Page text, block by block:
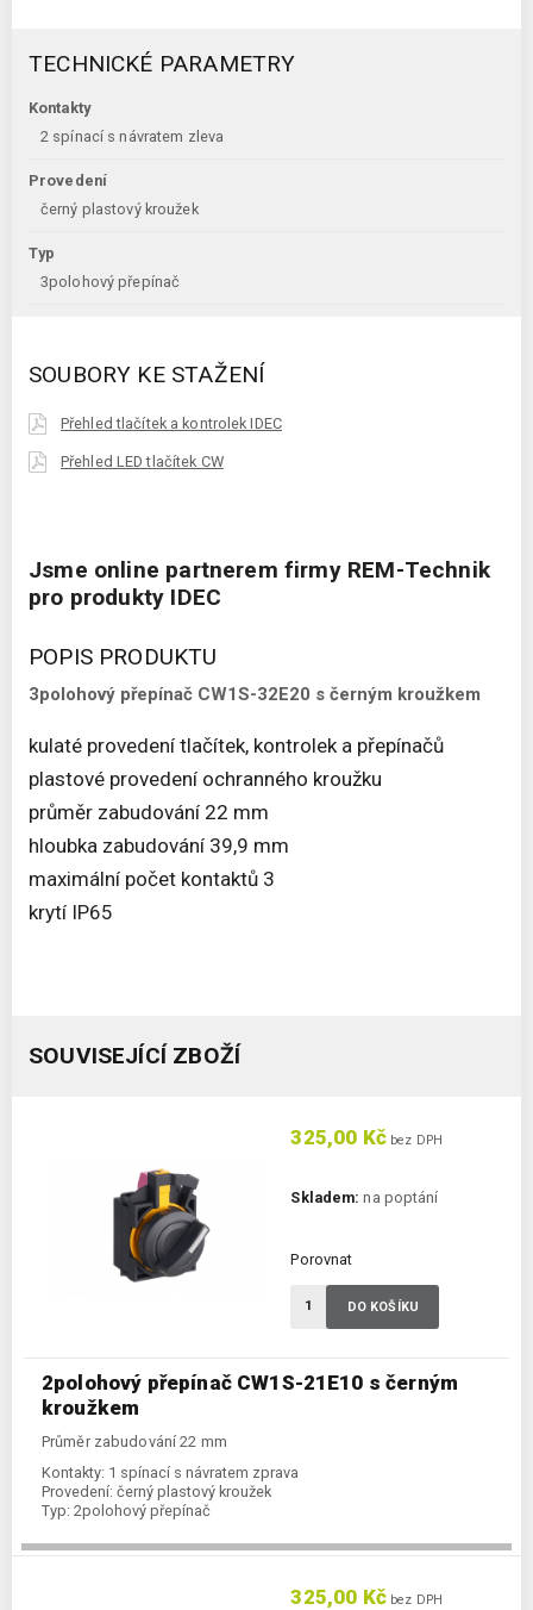
TECHNICKÉ PARAMETRY
Kontakty
2 spínací s návratem zleva
Provedení
černý plastový kroužek
Typ
3polohový přepínač
SOUBORY KE STAŽENÍ
Přehled tlačítek a kontrolek IDEC
Přehled LED tlačítek CW
Jsme online partnerem firmy REM-Technik
pro produkty IDEC
POPIS PRODUKTU
3polohový přepínač CW1S-32E20 s černým kroužkem
kulaté provedení tlačítek, kontrolek a přepínačů
plastové provedení ochranného kroužku
průměr zabudování 22 mm
hloubka zabudování 39,9 mm
maximální počet kontaktů 3
krytí IP65
SOUVISEJÍCÍ ZBOŽÍ
2polohový přepínač CW1S-21E10 s černým
kroužkem
Průměr zabudování 22 mm
Kontakty: 1 spínací s návratem zprava
Provedení: černý plastový kroužek
Typ: 2polohový přepínač
325,00 Kč bez DPH
Skladem: na poptání
Porovnat
DO KOŠÍKU
325,00 Kč bez DPH